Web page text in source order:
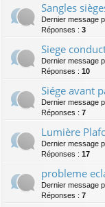
Sangles
Dernier message
Réponses : 3
Siege
Dernier message
Réponses : 10
Siége avant
Dernier message
Réponses : 7
Lumière
Dernier message
Réponses : 17
probleme
Dernier message
Réponses : 7